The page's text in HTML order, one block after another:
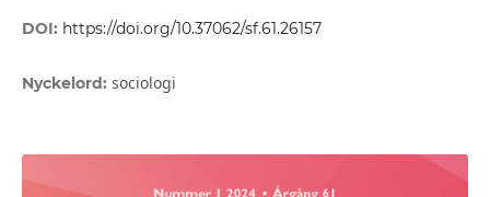
DOI: https://doi.org/10.37062/sf.61.26157
Nyckelord: sociologi